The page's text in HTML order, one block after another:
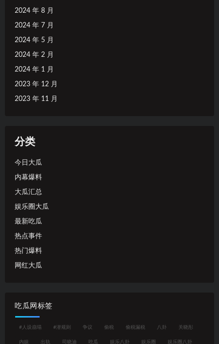
2024 年 8 月
2024 年 7 月
2024 年 5 月
2024 年 2 月
2024 年 1 月
2023 年 12 月
2023 年 11 月
分类
今日大瓜
内幕爆料
大瓜汇总
娱乐圈大瓜
最新吃瓜
热点事件
热门爆料
网红大瓜
吃瓜网标签
#人设崩塌 #潜规则 争议 偷税 偷税漏税 八卦 关晓彤
内娱 出轨 司晓迪 吃瓜 娱乐八卦 娱乐圈 娱乐圈八卦